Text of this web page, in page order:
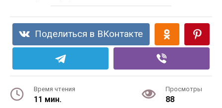
Поделиться в ВКонтакте
Время чтения
11 мин.
Просмотры
88